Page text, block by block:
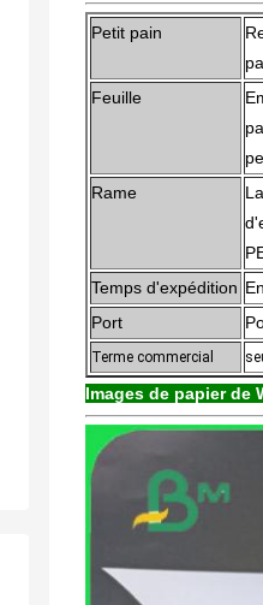
Petit pain
Feuille
Rame
Temps d'expédition
Port
Terme commercial
Images de papier de